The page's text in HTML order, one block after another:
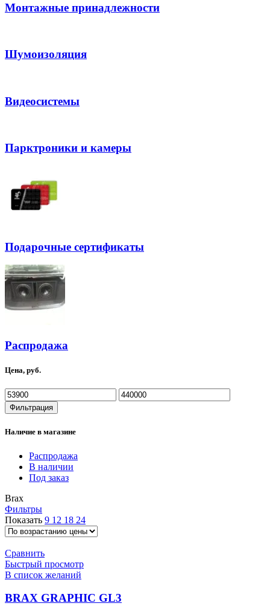
Монтажные принадлежности
Шумоизоляция
Видеосистемы
Парктроники и камеры
Подарочные сертификаты
Распродажа
Цена, руб.
Минимальная
цена
Максимальная
цена
Фильтрация
Наличие в магазине
Распродажа
В наличии
Под заказ
Brax
Фильтры
Показать 9 12 18 24
Сравнить
Быстрый просмотр
В список желаний
BRAX GRAPHIC GL3